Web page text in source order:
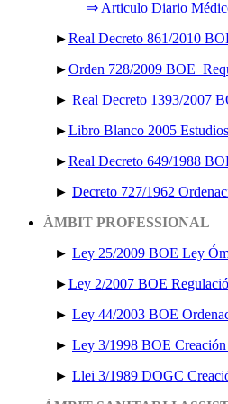
⇒ Articulo Diario
►Real Decreto 861/2010
►Orden 728/2009 BOE
► Real Decreto 1393/2007
►Libro Blanco 2005
►Real Decreto 649/1988
► Decreto 727/1962
ÀMBIT PROFESSIONAL
► Ley 25/2009 BOE Ley
►Ley 2/2007 BOE
► Ley 44/2003 BOE
► Ley 3/1998 BOE
► Llei 3/1989 DOGC